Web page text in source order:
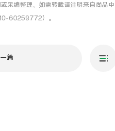
采编整理，如需转载请注明来自尚品
60259772）。
篇